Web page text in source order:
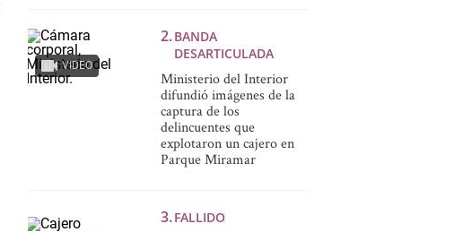
VIDEO
BANDA
DESARTICULADA
Ministerio del Interior
difundió imágenes de la
captura de los
delincuentes que
explotaron un cajero en
Parque Miramar
FALLIDO